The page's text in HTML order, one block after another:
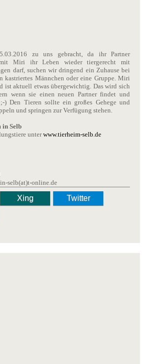
zu uns gebracht, da ihr Partner
Miri ihr Leben wieder tiergerecht mit
darf, suchen wir dringend ein Zuhause bei
kastriertes Männchen oder eine Gruppe. Miri
ist aktuell etwas übergewichtig. Das wird sich
wenn sie einen neuen Partner findet und
) Den Tieren sollte ein großes Gehege und
und springen zur Verfügung stehen.
in Selb
unterwww.tierheim-selb.de
selb(at)t-online.de
Xing
Twitter